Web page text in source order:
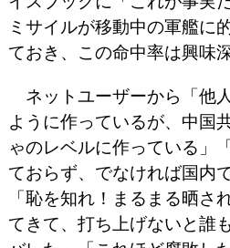
ミサイルが移動中の軍艦に
ておき、この命中率は興味
ネットユーザーから「他
ように作っているが、中国
ゃのレベルに作っている」
ておらず、でなければ国内
「恥を知れ！まるまる晒さ
てきて、打ち上げないと誰